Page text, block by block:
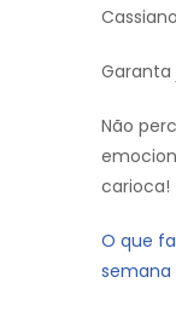
Garanta
Não
carioca!
O que
semana